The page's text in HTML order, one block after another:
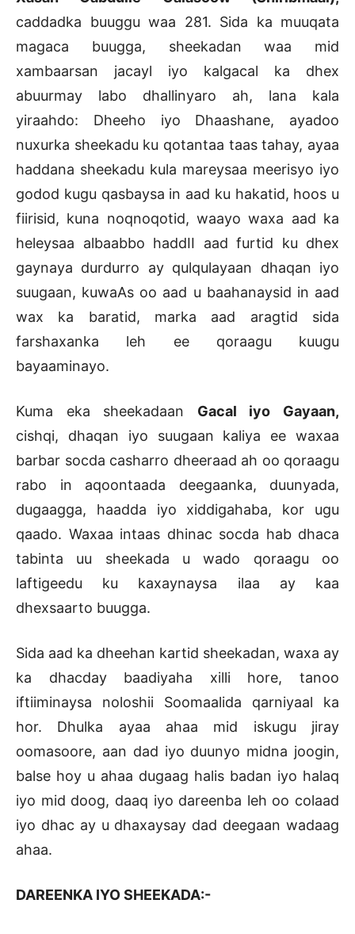
caddadka buuggu waa 281. Sida ka muuqata
magaca buugga, sheekadan waa mid
xambaarsan jacayl iyo kalgacal ka dhex
abuurmay labo dhallinyaro ah, lana kala
yiraahdo: Dheeho iyo Dhaashane, ayadoo
nuxurka sheekadu ku qotantaa taas tahay, ayaa
haddana sheekadu kula mareysaa meerisyo iyo
godod kugu qasbaysa in aad ku hakatid, hoos u
fiirisid, kuna noqnoqotid, waayo waxa aad ka
heleysaa albaabbo haddII aad furtid ku dhex
gaynaya durdurro ay qulqulayaan dhaqan iyo
suugaan, kuwaAs oo aad u baahanaysid in aad
wax ka baratid, marka aad aragtid sida
farshaxanka leh ee qoraagu kuugu
bayaaminayo.
Kuma eka sheekadaan Gacal iyo Gayaan,
cishqi, dhaqan iyo suugaan kaliya ee waxaa
barbar socda casharro dheeraad ah oo qoraagu
rabo in aqoontaada deegaanka, duunyada,
dugaagga, haadda iyo xiddigahaba, kor ugu
qaado. Waxaa intaas dhinac socda hab dhaca
tabinta uu sheekada u wado qoraagu oo
laftigeedu ku kaxaynaysa ilaa ay kaa
dhexsaarto buugga.
Sida aad ka dheehan kartid sheekadan, waxa ay
ka dhacday baadiyaha xilli hore, tanoo
iftiiminaysa noloshii Soomaalida qarniyaal ka
hor. Dhulka ayaa ahaa mid iskugu jiray
oomasoore, aan dad iyo duunyo midna joogin,
balse hoy u ahaa dugaag halis badan iyo halaq
iyo mid doog, daaq iyo dareenba leh oo colaad
iyo dhac ay u dhaxaysay dad deegaan wadaag
ahaa.
DAREENKA IYO SHEEKADA:-